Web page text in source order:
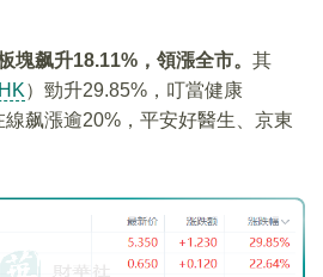
塊飙升18.11%，領漲全市。 其
）勁升29.85%，叮當健康
線飙漲逾20%，平安好醫生、京東